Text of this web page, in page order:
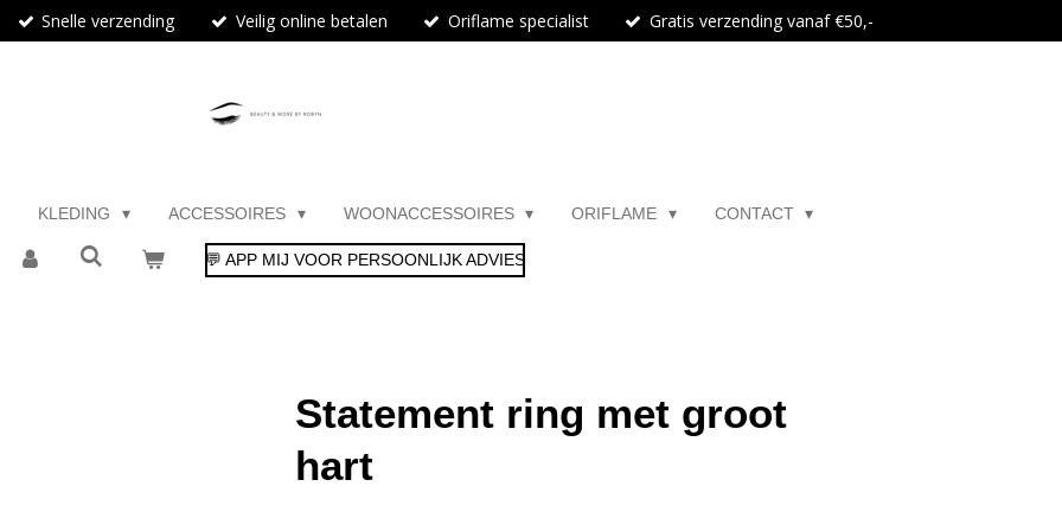
Snelle verzending Veilig online betalen Oriflame specialist Gratis verzending vanaf €50,-
KLEDING ACCESSOIRES WOONACCESSOIRES ORIFLAME CONTACT
💬 APP MIJ VOOR PERSOONLIJK ADVIES
Statement ring met groot
hart